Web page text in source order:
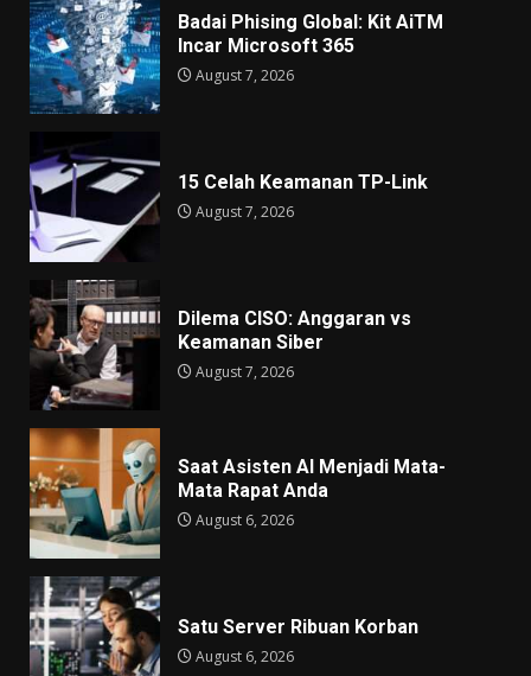
Badai Phising Global: Kit AiTM
Incar Microsoft 365
August 7, 2026
15 Celah Keamanan TP-Link
August 7, 2026
Dilema CISO: Anggaran vs
Keamanan Siber
August 7, 2026
Saat Asisten AI Menjadi Mata-
Mata Rapat Anda
August 6, 2026
Satu Server Ribuan Korban
August 6, 2026